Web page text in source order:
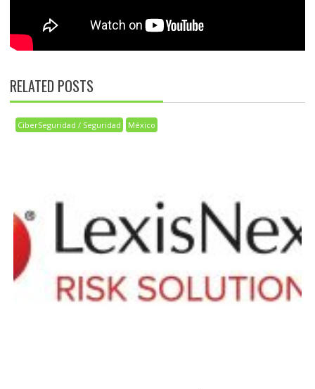
RELATED POSTS
CiberSeguridad / Seguridad México